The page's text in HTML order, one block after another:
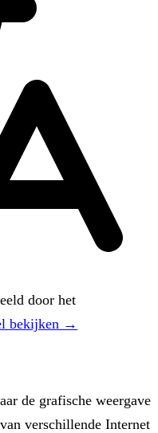
door het
bekijken →
de grafische weergave
verschillende Internet